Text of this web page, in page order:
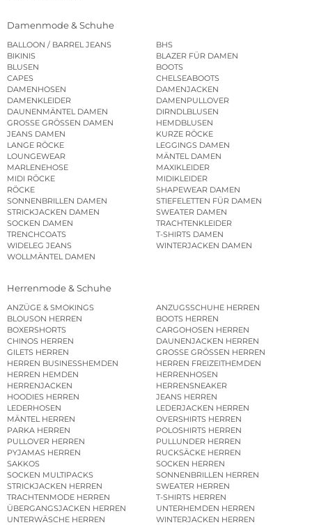
Damenmode & Schuhe
BALLOON / BARREL JEANS
BHS
BIKINIS
BLAZER FÜR DAMEN
BLUSEN
BOOTS
CAPES
CHELSEABOOTS
DAMENHOSEN
DAMENJACKEN
DAMENKLEIDER
DAMENPULLOVER
DAUNENMÄNTEL DAMEN
DIRNDLBLUSEN
GROSSE GRÖSSEN DAMEN
HEMDBLUSEN
JEANS DAMEN
KURZE RÖCKE
LANGE RÖCKE
LEGGINGS DAMEN
LOUNGEWEAR
MÄNTEL DAMEN
MARLENEHOSE
MAXIKLEIDER
MIDI RÖCKE
MIDIKLEIDER
RÖCKE
SHAPEWEAR DAMEN
SONNENBRILLEN DAMEN
STIEFELETTEN FÜR DAMEN
STRICKJACKEN DAMEN
SWEATER DAMEN
SOCKEN DAMEN
TRACHTENKLEIDER
TRENCHCOATS
T-SHIRTS DAMEN
WIDELEG JEANS
WINTERJACKEN DAMEN
WOLLMÄNTEL DAMEN
Herrenmode & Schuhe
ANZÜGE & SMOKINGS
ANZUGSSCHUHE HERREN
BLOUSON HERREN
BOOTS HERREN
BOXERSHORTS
CARGOHOSEN HERREN
CHINOS HERREN
DAUNENJACKEN HERREN
GILETS HERREN
GROSSE GRÖSSEN HERREN
HERREN BUSINESSHEMDEN
HERREN FREIZEITHEMDEN
HERREN HEMDEN
HERRENHOSEN
HERRENJACKEN
HERRENSNEAKER
HOODIES HERREN
JEANS HERREN
LEDERHOSEN
LEDERJACKEN HERREN
MÄNTEL HERREN
OVERSHIRTS HERREN
PARKA HERREN
POLOSHIRTS HERREN
PULLOVER HERREN
PULLUNDER HERREN
PYJAMAS HERREN
RUCKSÄCKE HERREN
SAKKOS
SOCKEN HERREN
SOCKEN MULTIPACKS
SONNENBRILLEN HERREN
STRICKJACKEN HERREN
SWEATER HERREN
TRACHTENMODE HERREN
T-SHIRTS HERREN
ÜBERGANGSJACKEN HERREN
UNTERHEMDEN HERREN
UNTERWÄSCHE HERREN
WINTERJACKEN HERREN